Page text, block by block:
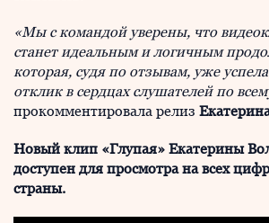
«Мы с командой уверены, что
станет идеальным и логичным
которая, судя по отзывам, уже
отклик в сердцах слушателей по
прокомментировала релиз
Новый клип «Глупая» Екатерины
доступен для просмотра на всех
страны.